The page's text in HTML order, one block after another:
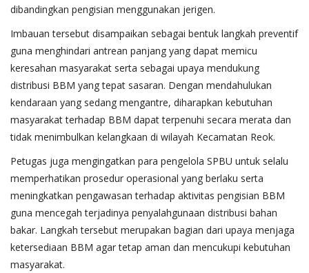
dibandingkan pengisian menggunakan jerigen.
Imbauan tersebut disampaikan sebagai bentuk langkah preventif
guna menghindari antrean panjang yang dapat memicu
keresahan masyarakat serta sebagai upaya mendukung
distribusi BBM yang tepat sasaran. Dengan mendahulukan
kendaraan yang sedang mengantre, diharapkan kebutuhan
masyarakat terhadap BBM dapat terpenuhi secara merata dan
tidak menimbulkan kelangkaan di wilayah Kecamatan Reok.
Petugas juga mengingatkan para pengelola SPBU untuk selalu
memperhatikan prosedur operasional yang berlaku serta
meningkatkan pengawasan terhadap aktivitas pengisian BBM
guna mencegah terjadinya penyalahgunaan distribusi bahan
bakar. Langkah tersebut merupakan bagian dari upaya menjaga
ketersediaan BBM agar tetap aman dan mencukupi kebutuhan
masyarakat.